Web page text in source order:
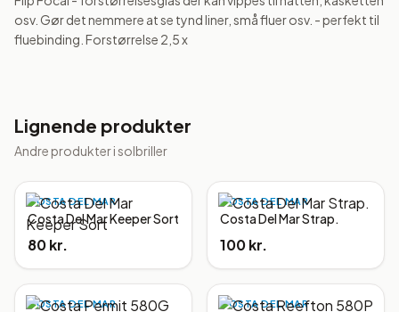
osv. Gør det nemmere at se tynd liner, små fluer osv. - perfekt til
fluebinding. Forstørrelse 2,5 x
Lignende produkter
Andre produkter isolbriller
COSTA DEL MAR
Costa Del Mar Keeper Sort
80 kr.
COSTA DEL MAR
Costa Del Mar Strap.
100 kr.
COSTA DEL MAR COSTA DEL MAR